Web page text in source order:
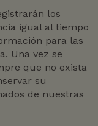
los
igual al tiempo
para las
Una vez se
que no exista
su
de nuestras